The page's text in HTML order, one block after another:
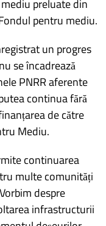
preluate din
pentru mediu.
un progres
se încadrează
PNRR aferente
continua fără
de către
Mediu.
continuarea
multe comunități
despre
infrastructurii